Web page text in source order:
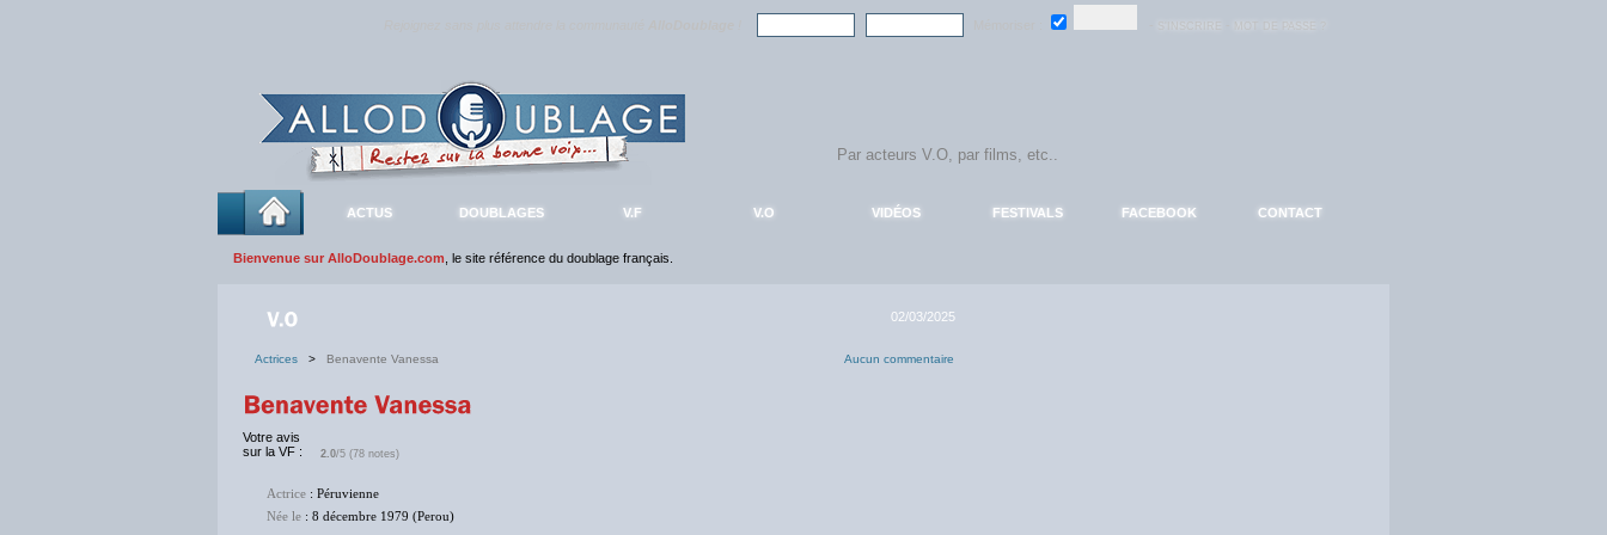
ACTUS DOUBLAGES V.F V.O VIDÉOS FESTIVALS FACEBOOK CONTACT
Bienvenue sur AlloDoublage.com , le site référence du doublage français.
02/03/2025
Actrices > Benavente Vanessa Aucun commentaire
Votre avis
sur la VF :
2.0/5 (78 notes)
Actrice : Péruvienne
Née le : 8 décembre 1979 (Perou)